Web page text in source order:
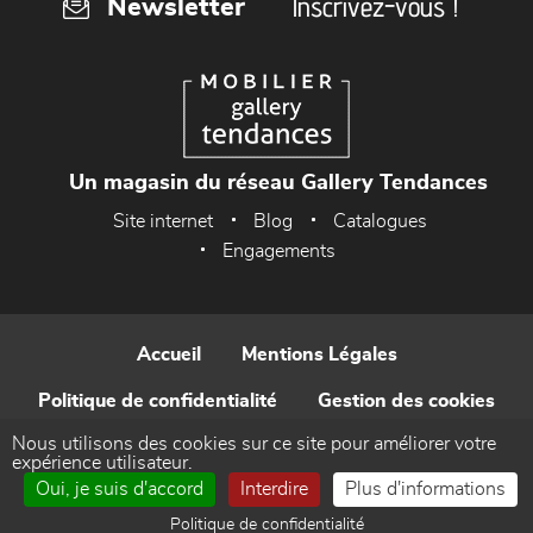
Newsletter
Un magasin du réseau Gallery Tendances
Site internet Blog
Catalogues
Engagements
Accueil Mentions Légales
Politique de confidentialité Gestion des cookies
Contact
Réalisé par WEB Enseignes
Nous utilisons des cookies sur ce site pour améliorer votre
expérience utilisateur.
Oui, je suis d'accord
Interdire Plus d'informations
Politique de confidentialité